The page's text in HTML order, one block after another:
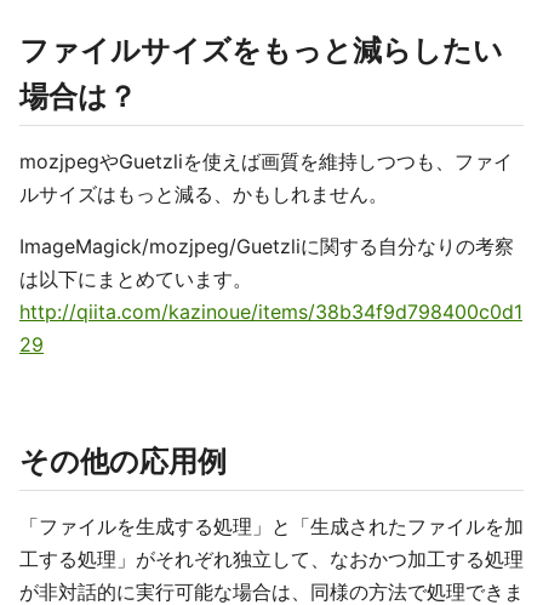
ファイルサイズをもっと減らしたい
場合は？
mozjpegやGuetzliを使えば画質を維持しつつも、ファイ
ルサイズはもっと減る、かもしれません。
ImageMagick/mozjpeg/Guetzliに関する自分なりの考察
は以下にまとめています。
http://qiita.com/kazinoue/items/38b34f9d798400c0d1
29
その他の応用例
「ファイルを生成する処理」と「生成されたファイルを加
工する処理」がそれぞれ独立して、なおかつ加工する処理
が非対話的に実行可能な場合は、同様の方法で処理できま